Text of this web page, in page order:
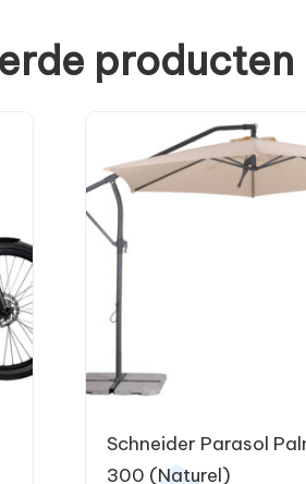
producten
Schneider Parasol
300 (Naturel)